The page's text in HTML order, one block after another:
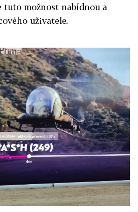
možnost nabídnou a
uživatele.